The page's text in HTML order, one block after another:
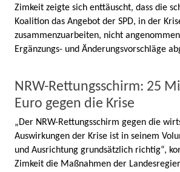
Zimkeit zeigte sich enttäuscht, dass die
Koalition das Angebot der SPD, in der
zusammenzuarbeiten, nicht
Ergänzungs- und Änderungsvorschläge
NRW-Rettungsschirm: 25
Euro gegen die Krise
„Der NRW-Rettungsschirm gegen die
Auswirkungen der Krise ist in seinem
und Ausrichtung grundsätzlich richtig“,
Zimkeit die Maßnahmen der